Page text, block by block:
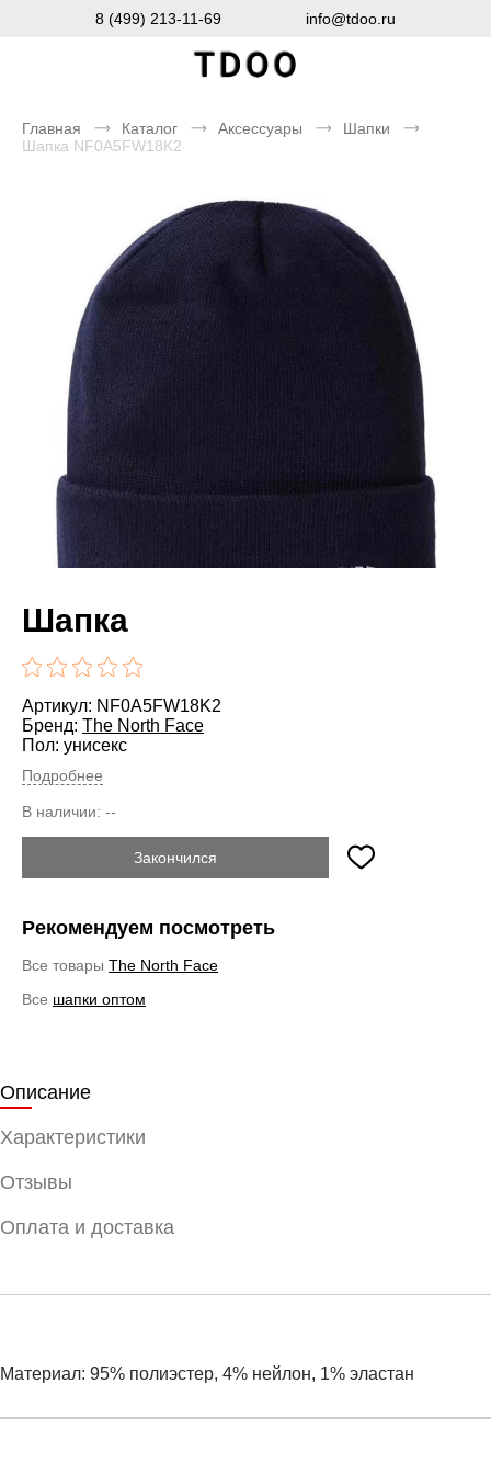
8 (499) 213-11-69 info@tdoo.ru
Главная Каталог Аксессуары
Шапки
Шапка NF0A5FW18K2
Шапка
Артикул: NF0A5FW18K2
Бренд: The North Face
Пол: унисекс
Подробнее
В наличии: --
Закончился
Рекомендуем посмотреть
Все товары The North Face
Все шапки оптом
Описание
Характеристики
Отзывы
Оплата и доставка
Материал: 95% полиэстер, 4% нейлон, 1% эластан